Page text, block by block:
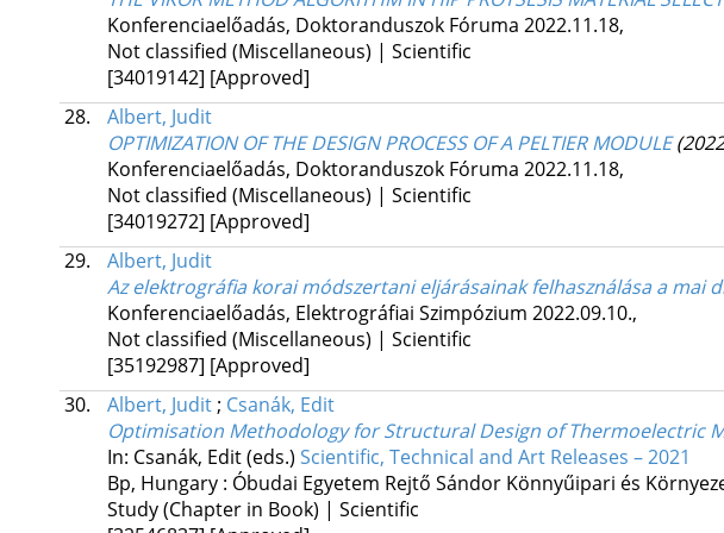
Konferenciaelőadás, Doktoranduszok Fóruma 2022.11.18,
Not classified (Miscellaneous) | Scientific
[34019142] [Approved]
28.
Albert, Judit
OPTIMIZATION OF THE DESIGN PROCESS OF A PELTIER MODULE
Konferenciaelőadás, Doktoranduszok Fóruma 2022.11.18,
Not classified (Miscellaneous) | Scientific
[34019272] [Approved]
29.
Albert, Judit
Az elektrográfia korai módszertani eljárásainak felhasználása a mai
Konferenciaelőadás, Elektrográfiai Szimpózium 2022.09.10.,
Not classified (Miscellaneous) | Scientific
[35192987] [Approved]
30.
Albert, Judit; Csanák, Edit
Optimisation Methodology for Structural Design of Thermoelectric
In: Csanák, Edit (eds.) Scientific, Technical and Art Releases – 2021
Bp, Hungary : Óbudai Egyetem Rejtő Sándor Könnyűipari és
Study (Chapter in Book) | Scientific